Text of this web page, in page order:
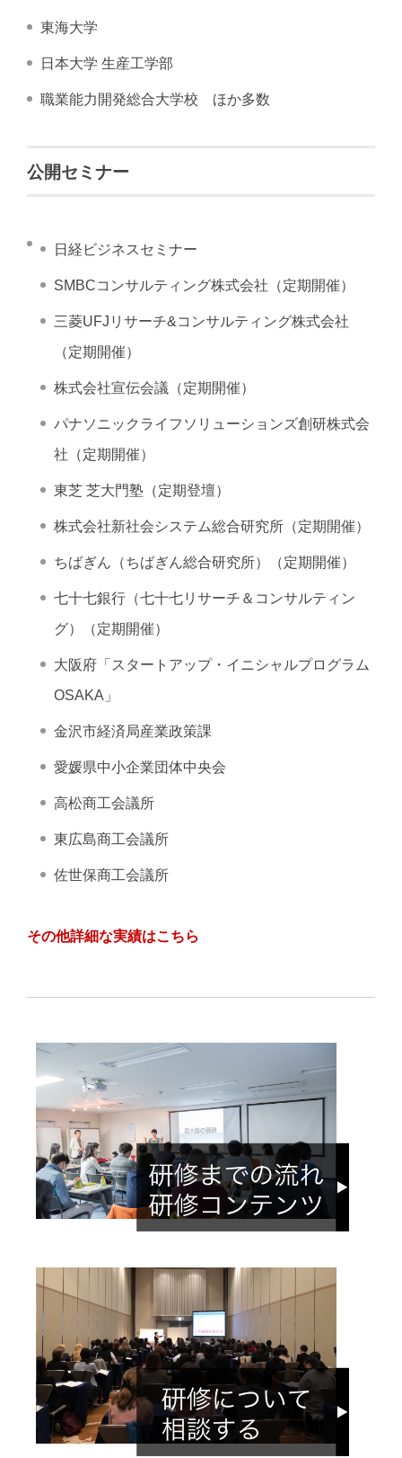
東海大学
日本大学 生産工学部
職業能力開発総合大学校 ほか多数
公開セミナー
日経ビジネスセミナー
SMBCコンサルティング株式会社（定期開催）
三菱UFJリサーチ&コンサルティング株式会社
（定期開催）
株式会社宣伝会議（定期開催）
パナソニックライフソリューションズ創研株式会
社（定期開催）
東芝 芝大門塾（定期登壇）
株式会社新社会システム総合研究所（定期開催）
ちばぎん（ちばぎん総合研究所）（定期開催）
七十七銀行（七十七リサーチ＆コンサルティン
グ）（定期開催）
大阪府「スタートアップ・イニシャルプログラム
OSAKA」
金沢市経済局産業政策課
愛媛県中小企業団体中央会
高松商工会議所
東広島商工会議所
佐世保商工会議所
その他詳細な実績はこちら